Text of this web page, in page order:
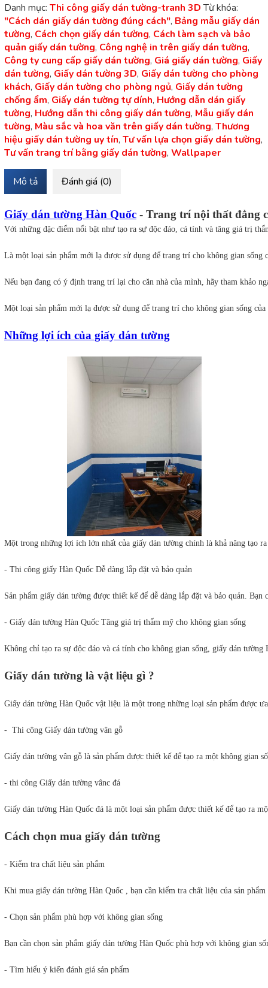
Danh mục: Thi công giấy dán tường-tranh 3D Từ khóa:
"Cách dán giấy dán tường đúng cách", Bảng mẫu giấy dán
tường, Cách chọn giấy dán tường, Cách làm sạch và bảo
quản giấy dán tường, Công nghệ in trên giấy dán tường,
Công ty cung cấp giấy dán tường, Giá giấy dán tường, Giấy
dán tường, Giấy dán tường 3D, Giấy dán tường cho phòng
khách, Giấy dán tường cho phòng ngủ, Giấy dán tường
chống ẩm, Giấy dán tường tự dính, Hướng dẫn dán giấy
tường, Hướng dẫn thi công giấy dán tường, Mẫu giấy dán
tường, Màu sắc và hoa văn trên giấy dán tường, Thương
hiệu giấy dán tường uy tín, Tư vấn lựa chọn giấy dán tường,
Tư vấn trang trí bằng giấy dán tường, Wallpaper
Mô tả Đánh giá (0)
Giấy dán tường Hàn Quốc - Trang trí nội thất đẳng
Với những đặc điểm nổi bật như tạo ra sự độc đáo, cá tính và tăng giá trị
Là một loại sản phẩm mới lạ được sử dụng để trang trí cho không gian
Nếu bạn đang có ý định trang trí lại cho căn nhà của mình, hãy tham khảo
Một loại sản phẩm mới lạ được sử dụng để trang trí cho không gian sống
Những lợi ích của giấy dán tường
Một trong những lợi ích lớn nhất của giấy dán tường chính là khả năng tạo
- Thi công giấy Hàn Quốc Dễ dàng lắp đặt và bảo quản
Sản phẩm giấy dán tường được thiết kế để dễ dàng lắp đặt và bảo quản.
- Giấy dán tường Hàn Quốc Tăng giá trị thẩm mỹ cho không gian sống
Không chỉ tạo ra sự độc đáo và cá tính cho không gian sống, giấy dán
Giấy dán tường là vật liệu gì ?
Giấy dán tường Hàn Quốc vật liệu là một trong những loại sản phẩm được
-  Thi công Giấy dán tường vân gỗ
Giấy dán tường vân gỗ là sản phẩm được thiết kế để tạo ra một không gian
- thi công Giấy dán tường vânc đá
Giấy dán tường Hàn Quốc đá là một loại sản phẩm được thiết kế để tạo ra
Cách chọn mua giấy dán tường
- Kiểm tra chất liệu sản phẩm
Khi mua giấy dán tường Hàn Quốc , bạn cần kiểm tra chất liệu của sản
- Chọn sản phẩm phù hợp với không gian sống
Bạn cần chọn sản phẩm giấy dán tường Hàn Quốc phù hợp với không gian
- Tìm hiểu ý kiến đánh giá sản phẩm